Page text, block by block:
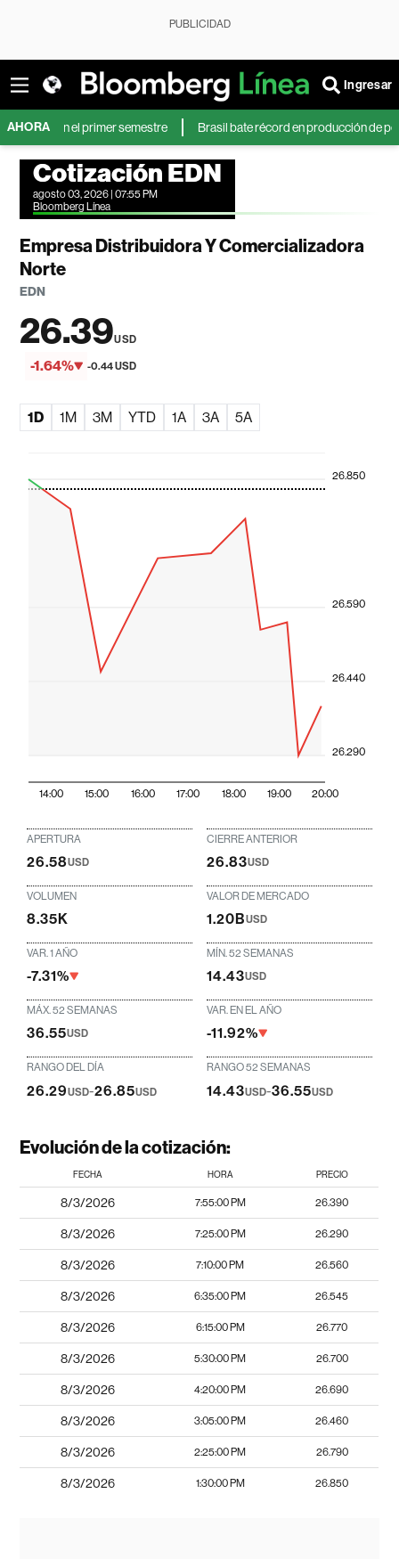
PUBLICIDAD
Ingresar
AHORA
en el primer semestre Brasil bate récord en producción de petróleo
Cotización EDN
agosto 03, 2026 | 07:55 PM
Bloomberg Línea
Empresa Distribuidora Y Comercializadora
Norte
EDN
26.39USD
-1.64% -0.44 USD
1D 1M 3M YTD 1A 3A 5A
14:00 15:00 16:00 17:00 18:00 19:00 20:00
26.290
26.440
26.590
26.850
APERTURA
26.58USD
CIERRE ANTERIOR
26.83USD
VOLUMEN
8.35K
VALOR DE MERCADO
1.20BUSD
VAR. 1 AÑO
-7.31%
MÍN. 52 SEMANAS
14.43USD
MÁX. 52 SEMANAS
36.55USD
VAR. EN EL AÑO
-11.92%
RANGO DEL DÍA
26.29USD-26.85USD
RANGO 52 SEMANAS
14.43USD-36.55USD
Evolución de la cotización:
FECHA HORA PRECIO
8/3/2026 7:55:00 PM 26.390
8/3/2026 7:25:00 PM 26.290
8/3/2026 7:10:00 PM 26.560
8/3/2026 6:35:00 PM 26.545
8/3/2026 6:15:00 PM 26.770
8/3/2026 5:30:00 PM 26.700
8/3/2026 4:20:00 PM 26.690
8/3/2026 3:05:00 PM 26.460
8/3/2026 2:25:00 PM 26.790
8/3/2026 1:30:00 PM 26.850